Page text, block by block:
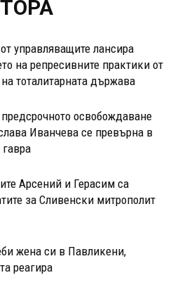
управляващите лансира
на репресивните практики от
тоталитарната държава
предсрочното освобождаване
Иванчева се превърна в
Арсений и Герасим са
за Сливенски митрополит
жена си в Павликени,
реагира